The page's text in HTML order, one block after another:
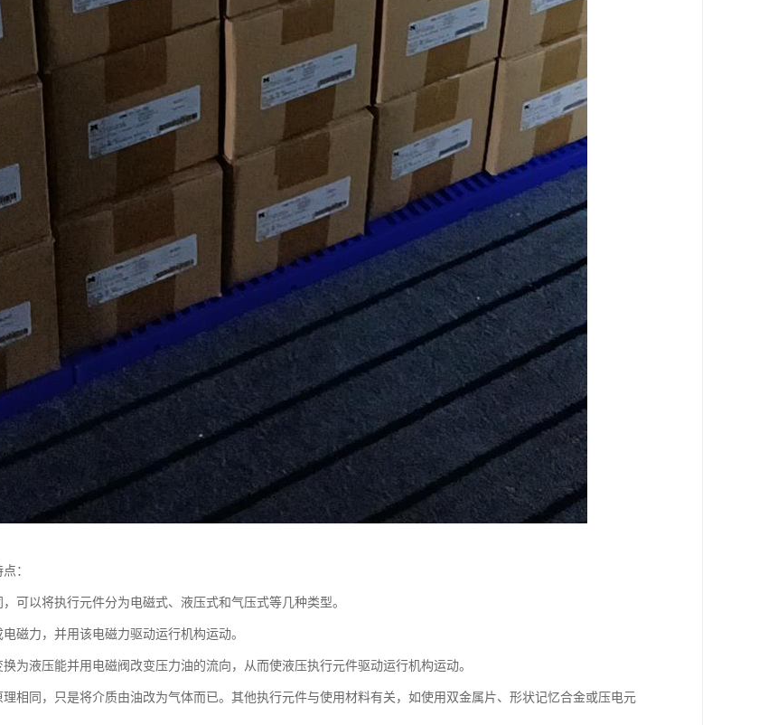
：
可以将执行元件分为电磁式、液压式和气压式等几种类型。
磁力，并用该电磁力驱动运行机构运动。
为液压能并用电磁阀改变压力油的流向，从而使液压执行元件驱动运行机构运动。
相同，只是将介质由油改为气体而已。其他执行元件与使用材料有关，如使用双金属片、形状记忆合金或压电元